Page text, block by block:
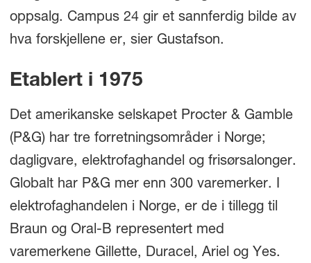
oppsalg. Campus 24 gir et sannferdig bilde av
hva forskjellene er, sier Gustafson.
Etablert i 1975
Det amerikanske selskapet Procter & Gamble
(P&G) har tre forretningsområder i Norge;
dagligvare, elektrofaghandel og frisørsalonger.
Globalt har P&G mer enn 300 varemerker. I
elektrofaghandelen i Norge, er de i tillegg til
Braun og Oral-B representert med
varemerkene Gillette, Duracel, Ariel og Yes.